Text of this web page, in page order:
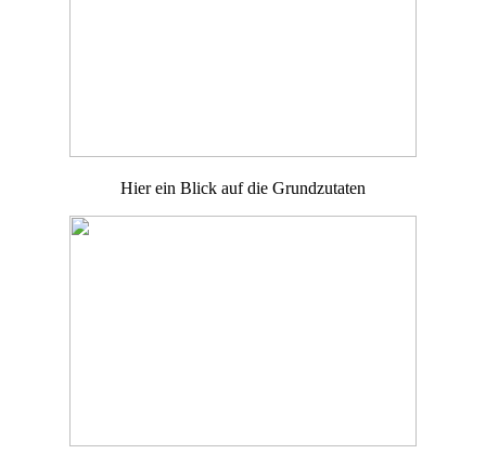
Hier ein Blick auf die Grundzutaten